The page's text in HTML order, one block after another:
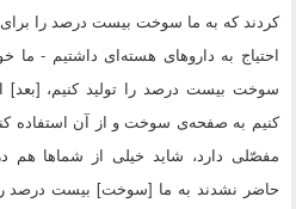
کردند که به ما سوخت بیست درصد را براى
احتیاج به داروهاى هسته‌اى داشتیم - ما
سوخت بیست درصد را تولید کنیم،
کنیم به صفحه‌ى سوخت و از آن استفاده
مفصّلى دارد، شاید خیلى از شماها هم
حاضر نشدند به ما [سوخت‌] بیست درصد را